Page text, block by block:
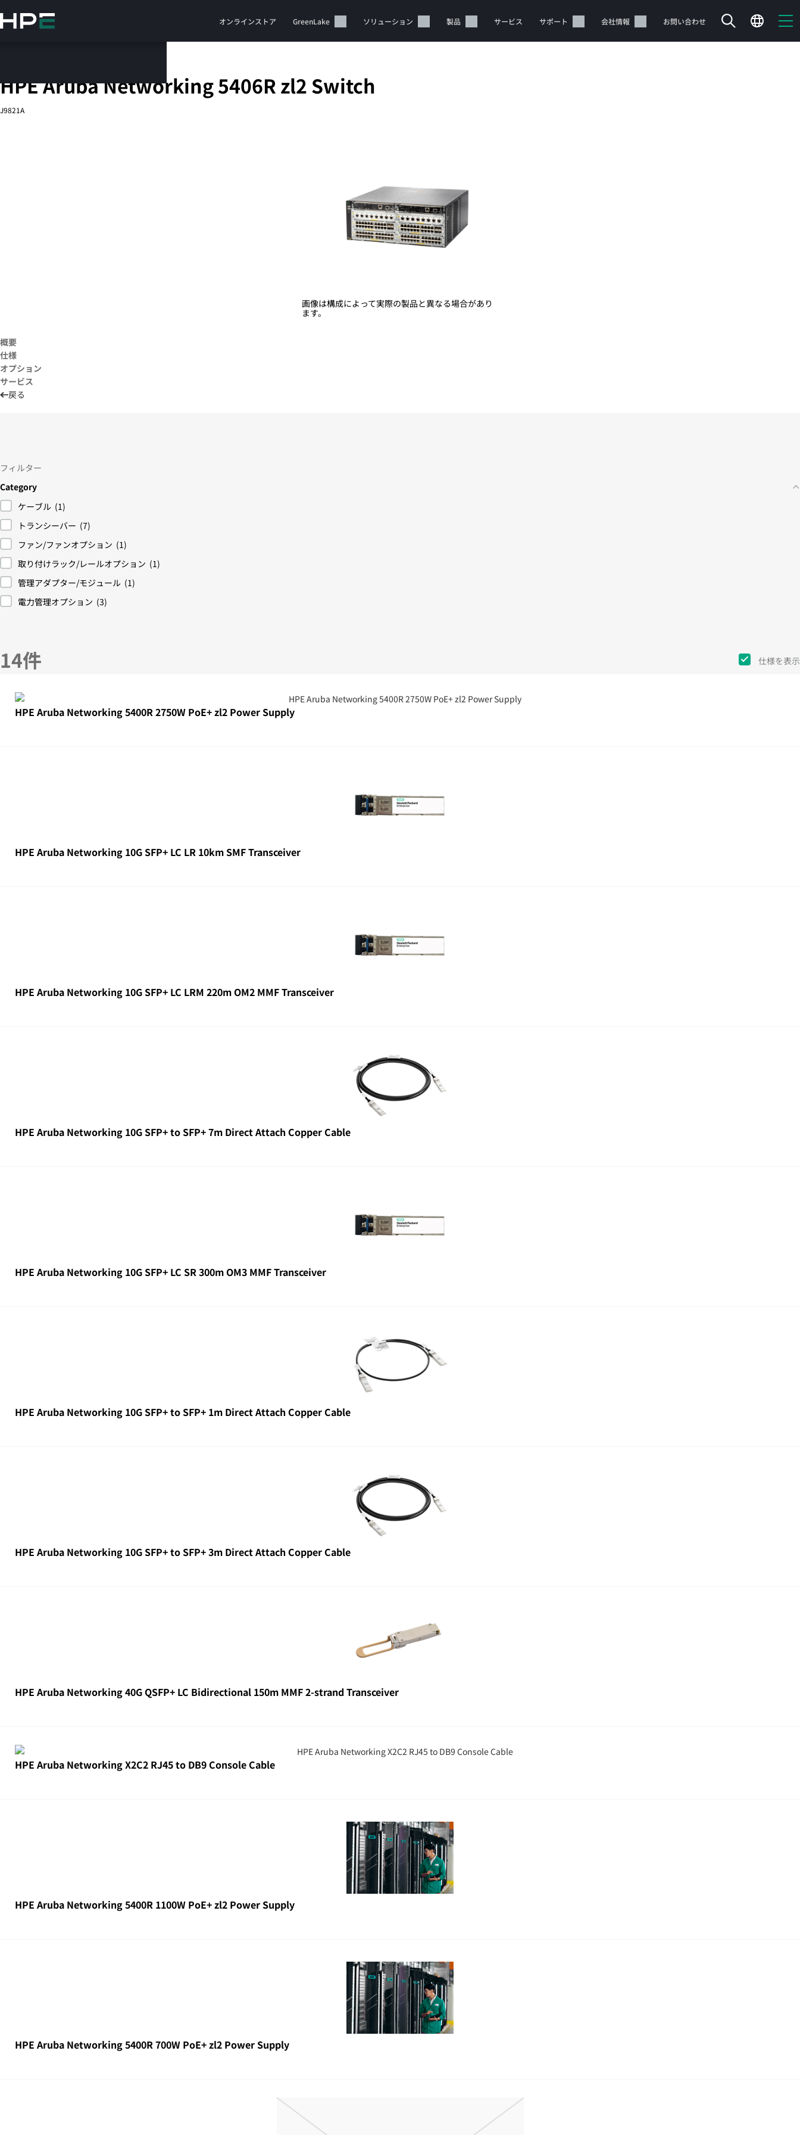
イ
テ
ツ
オンラインストア GreenLake ソリューション 製品 サービス サポート 会社情報 お問い合わせ
HPEストアで商品を検索、構成、注文できます。
今すぐ購入
HPE Aruba Networking 5406R zl2 Switch
J9821A
画像は構成によって実際の製品と異なる場合があり
ます。
概要
仕様
オプション
サービス
戻る
フィルター
Category
ケーブル (1)
トランシーバー (7)
ファン/ファンオプション (1)
取り付けラック/レールオプション (1)
管理アダプター/モジュール (1)
電力管理オプション (3)
14件 仕様を表示
HPE Aruba Networking 5400R 2750W PoE+ zl2 Power Supply
HPE Aruba Networking 10G SFP+ LC LR 10km SMF Transceiver
HPE Aruba Networking 10G SFP+ LC LRM 220m OM2 MMF Transceiver
HPE Aruba Networking 10G SFP+ to SFP+ 7m Direct Attach Copper Cable
HPE Aruba Networking 10G SFP+ LC SR 300m OM3 MMF Transceiver
HPE Aruba Networking 10G SFP+ to SFP+ 1m Direct Attach Copper Cable
HPE Aruba Networking 10G SFP+ to SFP+ 3m Direct Attach Copper Cable
HPE Aruba Networking 40G QSFP+ LC Bidirectional 150m MMF 2-strand Transceiver
HPE Aruba Networking X2C2 RJ45 to DB9 Console Cable
HPE Aruba Networking 5400R 1100W PoE+ zl2 Power Supply
HPE Aruba Networking 5400R 700W PoE+ zl2 Power Supply